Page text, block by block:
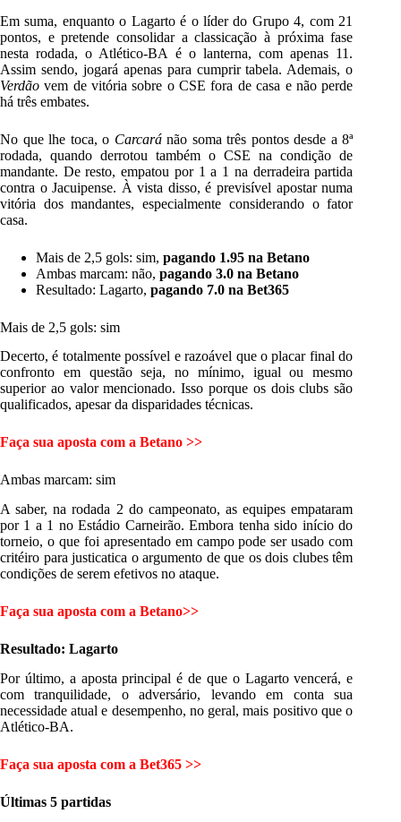
Em suma, enquanto o Lagarto é o líder do Grupo 4, com 21
pontos, e pretende consolidar a classicação à próxima fase
nesta rodada, o Atlético-BA é o lanterna, com apenas 11.
Assim sendo, jogará apenas para cumprir tabela. Ademais, o
Verdão vem de vitória sobre o CSE fora de casa e não perde
há três embates.
No que lhe toca, o Carcaránão soma três pontos desde a 8ª
rodada, quando derrotou também o CSE na condição de
mandante. De resto, empatou por 1 a 1 na derradeira partida
contra o Jacuipense. À vista disso, é previsível apostar numa
vitória dos mandantes, especialmente considerando o fator
casa.
Mais de 2,5 gols: sim, pagando 1.95 na Betano
Ambas marcam: não, pagando 3.0 na Betano
Resultado: Lagarto, pagando 7.0 na Bet365
Mais de 2,5 gols: sim
Decerto, é totalmente possível e razoável que o placar final do
confronto em questão seja, no mínimo, igual ou mesmo
superior ao valor mencionado. Isso porque os dois clubs são
qualificados, apesar da disparidades técnicas.
Faça sua aposta com a Betano >>
Ambas marcam: sim
A saber, na rodada 2 do campeonato, as equipes empataram
por 1 a 1 no Estádio Carneirão. Embora tenha sido início do
torneio, o que foi apresentado em campo pode ser usado com
critéiro para justicatica o argumento de que os dois clubes têm
condições de serem efetivos no ataque.
Faça sua aposta com a Betano>>
Resultado: Lagarto
Por último, a aposta principal é de que o Lagarto vencerá, e
com tranquilidade, o adversário, levando em conta sua
necessidade atual e desempenho, no geral, mais positivo que o
Atlético-BA.
Faça sua aposta com a Bet365 >>
Últimas 5 partidas